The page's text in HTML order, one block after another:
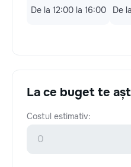
De la 12:00 la 16:00 De
La ce buget te
Costul estimativ: